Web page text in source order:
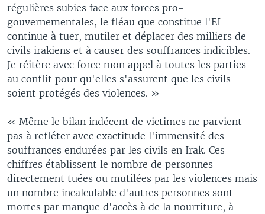
régulières subies face aux forces pro-
gouvernementales, le fléau que constitue l'EI
continue à tuer, mutiler et déplacer des milliers de
civils irakiens et à causer des souffrances indicibles.
Je réitère avec force mon appel à toutes les parties
au conflit pour qu'elles s'assurent que les civils
soient protégés des violences. »
« Même le bilan indécent de victimes ne parvient
pas à refléter avec exactitude l'immensité des
souffrances endurées par les civils en Irak. Ces
chiffres établissent le nombre de personnes
directement tuées ou mutilées par les violences mais
un nombre incalculable d'autres personnes sont
mortes par manque d'accès à de la nourriture, à